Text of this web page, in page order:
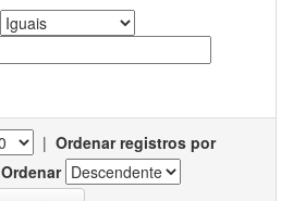
| Ordenar registros por
Ordenar